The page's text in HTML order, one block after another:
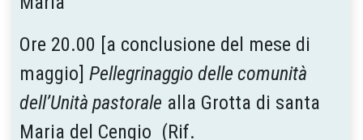
Ore 20.00 [a conclusione del mese di
maggio] Pellegrinaggio delle comunità
dell’Unità pastorale alla Grotta di santa
Maria del Cengio (Rif.